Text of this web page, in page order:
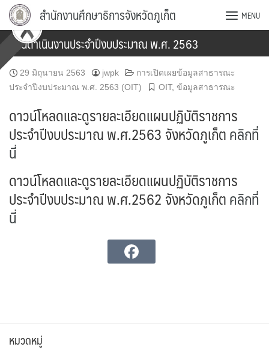
Skip
content
สำนักงานศึกษาธิการจังหวัดภูเก็ต MENU
แผนดำเนินงานประจำปีงบประมาณ พ.ศ. 2563
29 มิถุนายน 2563 jwpk
การเปิดเผยข้อมูลสาธารณะ
ประจำปีงบประมาณ พ.ศ. 2563 (OIT)
OIT, ข้อมูลสาธารณะ
ดาวน์โหลดและดูรายละเอียดแผนปฏิบัติราชการ
ประจำปีงบประมาณ พ.ศ.2563 จังหวัดภูเก็ตคลิกที่
นี่
ดาวน์โหลดและดูรายละเอียดแผนปฏิบัติราชการ
ประจำปีงบประมาณ พ.ศ.2562 จังหวัดภูเก็ตคลิกที่
นี่
หมวดหมู่